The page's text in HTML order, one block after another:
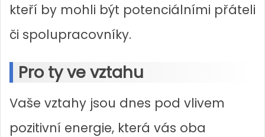
kteří by mohli být potenciálními přáteli
či spolupracovníky.
Pro ty ve vztahu
Vaše vztahy jsou dnes pod vlivem
pozitivní energie, která vás oba